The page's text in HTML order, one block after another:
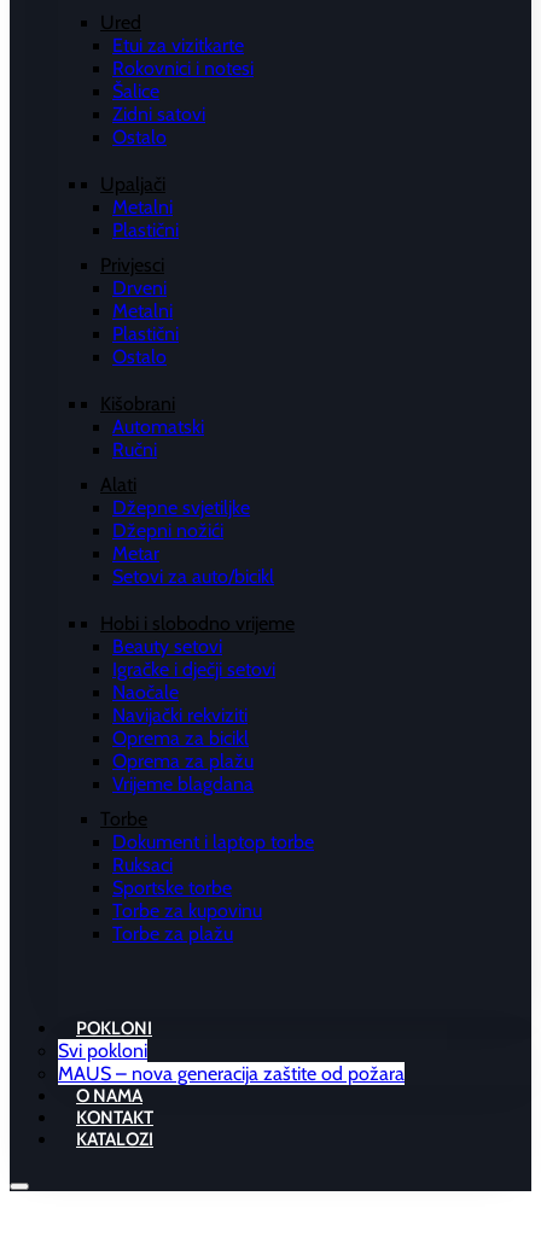
Ured
Etui za vizitkarte
Rokovnici i notesi
Šalice
Zidni satovi
Ostalo
Upaljači
Metalni
Plastični
Privjesci
Drveni
Metalni
Plastični
Ostalo
Kišobrani
Automatski
Ručni
Alati
Džepne svjetiljke
Džepni nožići
Metar
Setovi za auto/bicikl
Hobi i slobodno vrijeme
Beauty setovi
Igračke i dječji setovi
Naočale
Navijački rekviziti
Oprema za bicikl
Oprema za plažu
Vrijeme blagdana
Torbe
Dokument i laptop torbe
Ruksaci
Sportske torbe
Torbe za kupovinu
Torbe za plažu
POKLONI
Svi pokloni
MAUS – nova generacija zaštite od požara
O NAMA
KONTAKT
KATALOZI